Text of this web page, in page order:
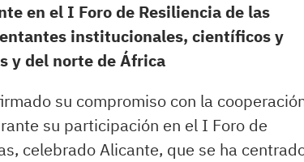
en el I Foro de Resiliencia de las
institucionales, científicos y
y del norte de África
su compromiso con la
su participación en el I Foro de
celebrado Alicante, que se ha